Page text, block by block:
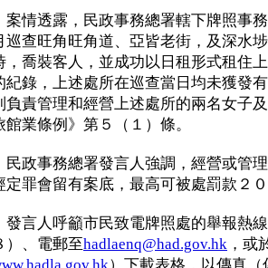
透露，民政事務總署轄下牌照事務
巡查旺角旺角道、亞皆老街，及深水
，喬裝客人，並成功以日租形式租住
紀錄，上述處所在巡查當日均未獲發
負責管理和經營上述處所的兩名女子
館業條例》第５（１）條。
事務總署發言人強調，經營或管理
定罪會留有案底，最高可被處罰款２
人呼籲市民致電牌照處的舉報熱
）、電郵至hadlaenq@had.gov.hk ，或